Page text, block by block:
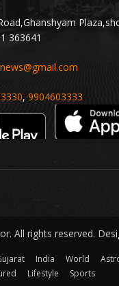
363641
, 9904603333
All rights reserved.
India World
Lifestyle Sports